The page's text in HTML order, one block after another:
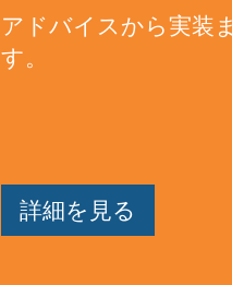
アドバイスから実装
す。
詳細を見る